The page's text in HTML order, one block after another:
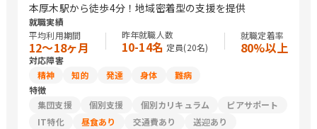
本厚木駅から徒歩4分！地域密着型の支援を提供
就職実績
平均利用期間
12〜18ヶ月
昨年就職人数
10-14名 定員(20名)
就職定着率
80%以上
対応障害
精神
知的 発達 身体
難病
特徴
集団支援
個別支援 個別カリキュラム
ピアサポート
IT特化
昼食あり 交通費あり
送迎あり